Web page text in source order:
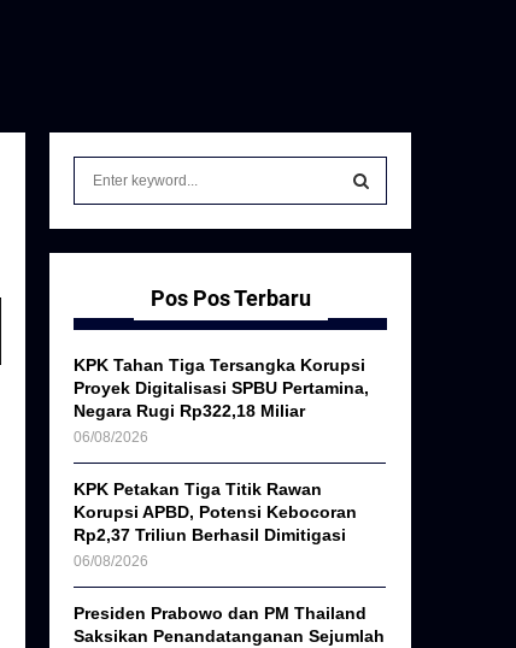
f
r
:
S
A
R
H
Pos Pos Terbaru
KPK Tahan Tiga Tersangka Korupsi
Proyek Digitalisasi SPBU Pertamina,
Negara Rugi Rp322,18 Miliar
06/08/2026
KPK Petakan Tiga Titik Rawan
Korupsi APBD, Potensi Kebocoran
Rp2,37 Triliun Berhasil Dimitigasi
06/08/2026
Presiden Prabowo dan PM Thailand
Saksikan Penandatanganan Sejumlah